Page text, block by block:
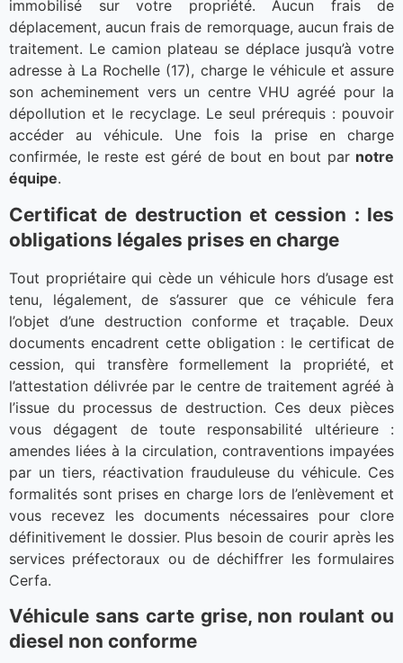
immobilisé sur votre propriété. Aucun frais de
déplacement, aucun frais de remorquage, aucun frais de
traitement. Le camion plateau se déplace jusqu’à votre
adresse à La Rochelle (17), charge le véhicule et assure
son acheminement vers un centre VHU agréé pour la
dépollution et le recyclage. Le seul prérequis : pouvoir
accéder au véhicule. Une fois la prise en charge
confirmée, le reste est géré de bout en bout par notre
équipe.
Certificat de destruction et cession : les
obligations légales prises en charge
Tout propriétaire qui cède un véhicule hors d’usage est
tenu, légalement, de s’assurer que ce véhicule fera
l’objet d’une destruction conforme et traçable. Deux
documents encadrent cette obligation : le certificat de
cession, qui transfère formellement la propriété, et
l’attestation délivrée par le centre de traitement agréé à
l’issue du processus de destruction. Ces deux pièces
vous dégagent de toute responsabilité ultérieure :
amendes liées à la circulation, contraventions impayées
par un tiers, réactivation frauduleuse du véhicule. Ces
formalités sont prises en charge lors de l’enlèvement et
vous recevez les documents nécessaires pour clore
définitivement le dossier. Plus besoin de courir après les
services préfectoraux ou de déchiffrer les formulaires
Cerfa.
Véhicule sans carte grise, non roulant ou
diesel non conforme